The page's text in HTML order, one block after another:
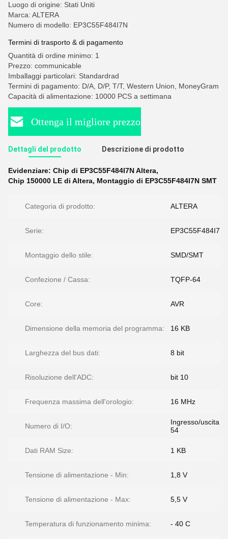
Luogo di origine: Stati Uniti
Marca: ALTERA
Numero di modello: EP3C55F484I7N
Termini di trasporto & di pagamento
Quantità di ordine minimo: 1
Prezzo: communicable
Imballaggi particolari: Standardrad
Termini di pagamento: D/A, D/P, T/T, Western Union, MoneyGram
Capacità di alimentazione: 10000 PCS a settimana
Ottenga il migliore prezzo
Dettagli del prodotto Descrizione di prodotto
Evidenziare: Chip di EP3C55F484I7N Altera,
Chip 150000 LE di Altera, Montaggio di EP3C55F484I7N SMT
Categoria di prodotto: ALTERA
Serie: EP3C55F484I7N
Montaggio dello stile: SMD/SMT
Confezione / Cassa: TQFP-64
Core: AVR
Dimensione della memoria del programma: 16 KB
Larghezza del bus dati: 8 bit
Risoluzione dell'ADC: bit 10
Frequenza massima dell'orologio: 16 MHz
Numero di I/O:
Ingresso/uscita
54
Dati RAM Size: 1 KB
Tensione di alimentazione - Min: 1,8 V
Tensione di alimentazione - Max: 5,5 V
Temperatura di funzionamento minima: - 40 C